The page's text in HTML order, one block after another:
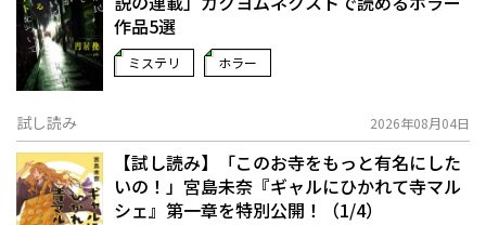
作品5選
ミステリ ホラー
試し読み 2026年08月04日
【試し読み】「このお寺をもっと有名にした
いの！」宮島未奈『ギャルにひかれて寺マル
シェ』第一章を特別公開！（1/4）